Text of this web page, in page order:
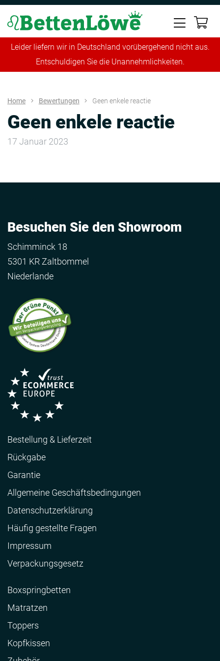
Leider liefern wir in Deutschland vorübergehend nicht aus.
Entschuldigen Sie die Unannehmlichkeiten.
Home Bewertungen Geen enkele reactie
Geen enkele reactie
17 Januar 2023
Besuchen Sie den Showroom
Schimminck 18
5301 KR Zaltbommel
Niederlande
Bestellung & Lieferzeit
Rückgabe
Garantie
Allgemeine Geschäftsbedingungen
Datenschutzerklärung
Häufig gestellte Fragen
Impressum
Verpackungsgesetz
Boxspringbetten
Matratzen
Toppers
Kopfkissen